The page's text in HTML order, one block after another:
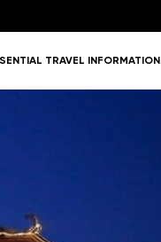
TRAVEL INFORMATION
&